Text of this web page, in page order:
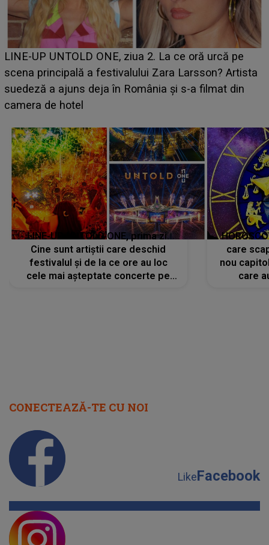
Ce a dezvăluit noua concurentă din "Casa Iubirii" l-a
luat prin surprindere pe Emanuel. CINE ESTE
BĂIATUL VIZAT de Alexandra?! Aflându-se în fața
faptului împlinit, A RECUNOSCUT IMEDIAT: "Am
LINE-UP UNTOLD ONE, prima zi.
Cine sunt artiștii care deschid
festivalul și de la ce ore au loc
cele mai așteptate concerte pe
care
nou
care
CONECTEAZĂ-TE CU NOI
LikeFacebook